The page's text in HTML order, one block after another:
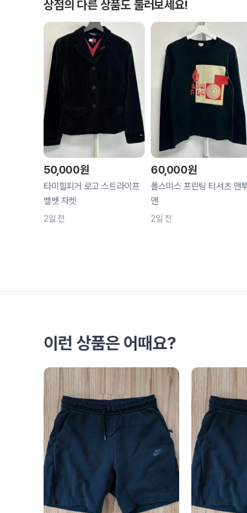
상점의 다른 상품도 둘러보세요!
50,000원
타미힐피거 로고 스트라이프
벨벳 자켓
2일 전
60,000원
폴스미스 프린팅 티셔츠 맨
맨
2일 전
이런 상품은 어때요?